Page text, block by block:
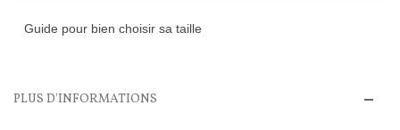
Guide pour bien choisir sa taille
PLUS D'INFORMATIONS